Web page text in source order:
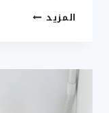
المزيد ساهر
الأن